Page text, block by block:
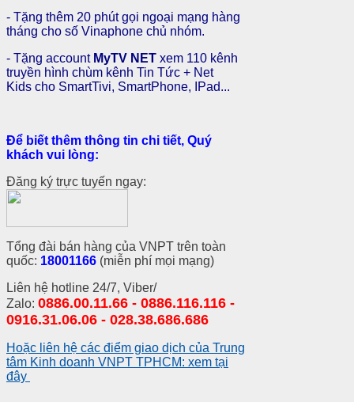
- Tặng thêm 20 phút gọi ngoại mạng hàng
tháng cho số Vinaphone chủ nhóm.
- Tặng account MyTV NET xem 110 kênh
truyền hình chùm kênh Tin Tức + Net
Kids cho SmartTivi, SmartPhone, IPad...
Để biết thêm thông tin chi tiết, Quý
khách vui lòng:
Đăng ký trực tuyến ngay:
Tổng đài bán hàng của VNPT trên toàn
quốc: 18001166 (miễn phí mọi mạng)
Liên hệ hotline 24/7, Viber/
Zalo: 0886.00.11.66 - 0886.116.116 -
0916.31.06.06 - 028.38.686.686
Hoặc liên hệ các điểm giao dịch của Trung
tâm Kinh doanh VNPT TPHCM: xem tại
đây